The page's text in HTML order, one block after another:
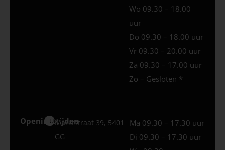
Wo 09.30 – 18.00
uur
Do 09.30 – 18.00 uur
Vr 09.30 – 20.00 uur
Za 09.30 – 17.00 uur
Zo – Gesloten *
Openingstijden
Uden
Marktstraat 39, 5401
GG
Ma 09.30 – 17.30 uur
Di 09.30 – 17.30 uur